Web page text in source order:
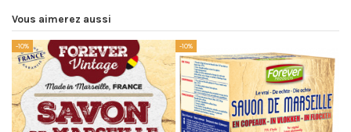
Vous aimerez aussi
-10% -10%